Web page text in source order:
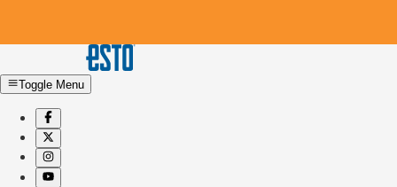
Toggle Menu